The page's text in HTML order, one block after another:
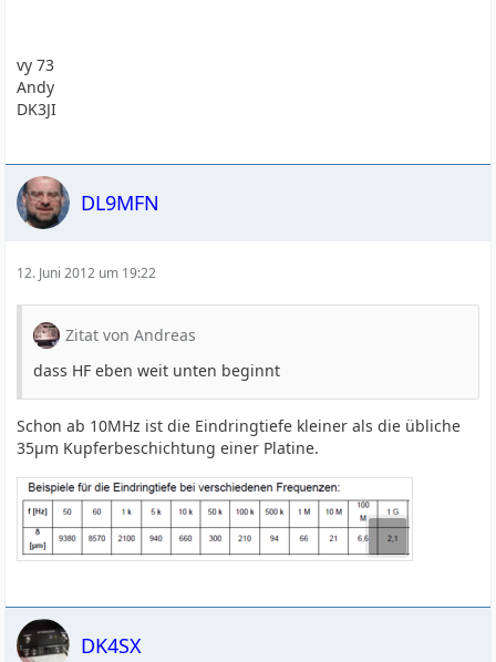
vy 73
Andy
DK3JI
DL9MFN
12. Juni 2012 um 19:22
Zitat von Andreas
dass HF eben weit unten beginnt
Schon ab 10MHz ist die Eindringtiefe kleiner als die übliche
35µm Kupferbeschichtung einer Platine.
DK4SX